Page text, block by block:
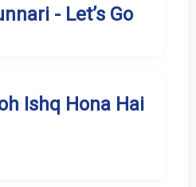
- Let’s Go
Ishq Hona Hai